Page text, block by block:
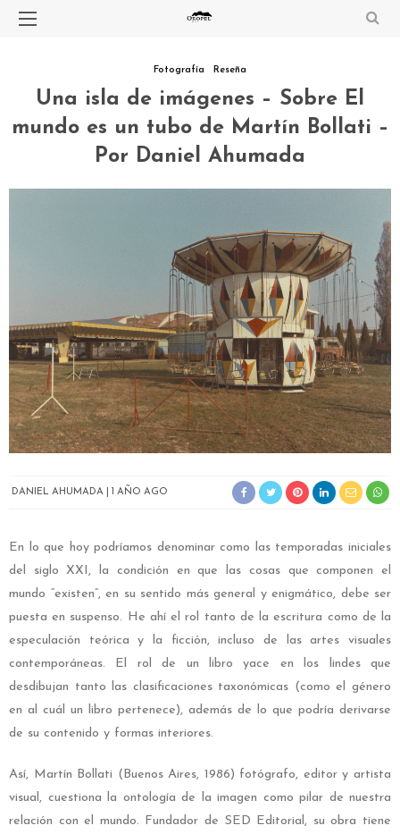
Fotografía Reseña
Una isla de imágenes – Sobre El
mundo es un tubo de Martín Bollati –
Por Daniel Ahumada
DANIEL AHUMADA 1 AÑO AGO
En lo que hoy podríamos denominar como las temporadas iniciales
del siglo XXI, la condición en que las cosas que componen el
mundo “existen”, en su sentido más general y enigmático, debe ser
puesta en suspenso. He ahí el rol tanto de la escritura como de la
especulación teórica y la ficción, incluso de las artes visuales
contemporáneas. El rol de un libro yace en los lindes que
desdibujan tanto las clasificaciones taxonómicas (como el género
en al cuál un libro pertenece), además de lo que podría derivarse
de su contenido y formas interiores.
Así, Martín Bollati (Buenos Aires, 1986) fotógrafo, editor y artista
visual, cuestiona la ontología de la imagen como pilar de nuestra
relación con el mundo. Fundador de SED Editorial, su obra tiene